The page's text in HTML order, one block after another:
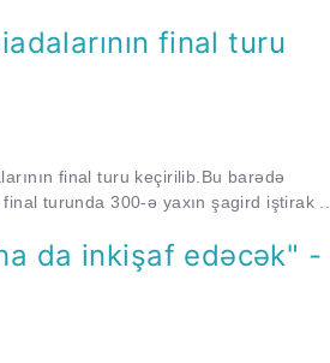
final turu
final turu keçirilib.Bu barədə
turunda 300-ə yaxın şagird iştirak
da inkişaf edəcək" -